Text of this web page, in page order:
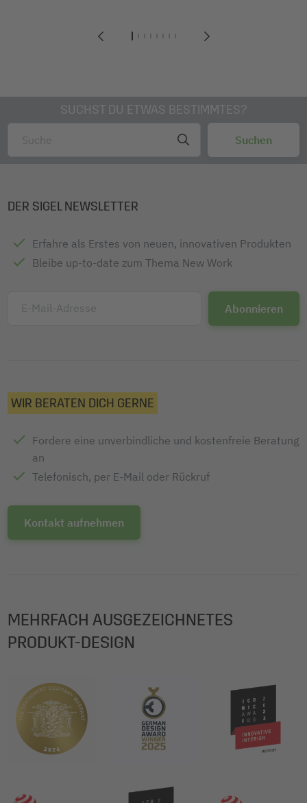
12345678
SUCHST DU ETWAS BESTIMMTES?
DER SIGEL NEWSLETTER
Erfahre als Erstes von neuen, innovativen Produkten
Bleibe up-to-date zum Thema New Work
E-Mail-Adresse
WIR BERATEN DICH GERNE
Fordere eine unverbindliche und kostenfreie Beratung
an
Telefonisch, per E-Mail oder Rückruf
Kontakt aufnehmen
MEHRFACH AUSGEZEICHNETES
PRODUKT-DESIGN